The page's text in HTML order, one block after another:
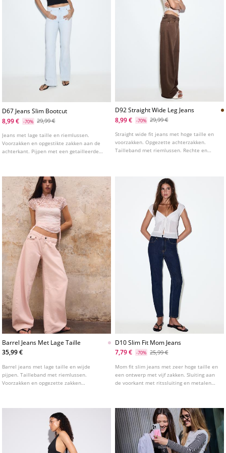
D67 Jeans Slim Bootcut
8,99 €
-70% 29,99 €
Jeans met lage taille en riemlussen.
Voorzakken en opgestikte zakken aan de
achterkant. Pijpen met een getailleerde
verschillende kleuren.
D92 Straight Wide Leg Jeans
8,99 €
-70% 29,99 €
Straight wide fit jeans met hoge taille en
voorzakken. Opgezette achterzakken.
Tailleband met riemlussen. Rechte en
Barrel Jeans Met Lage Taille
35,99 €
Barrel jeans met lage taille en wijde
pijpen. Tailleband met riemlussen.
Voorzakken en opgezette zakken
D10 Slim Fit Mom Jeans
7,79 €
-70% 25,99 €
Mom fit slim jeans met zeer hoge taille en
een ontwerp met vijf zakken. Sluiting aan
de voorkant met ritssluiting en metalen
op de heupen en dijen, relaxed bij de
enkels